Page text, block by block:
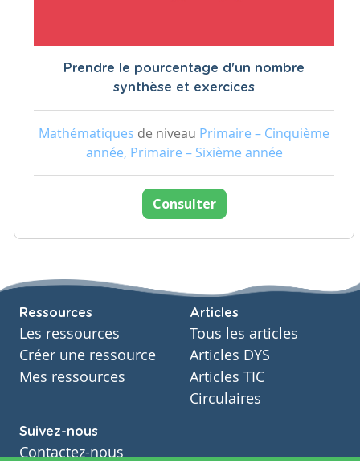
Prendre le pourcentage d'un nombre
synthèse et exercices
Mathématiques de niveau Primaire – Cinquième
année, Primaire – Sixième année
Consulter
Ressources
Les ressources
Créer une ressource
Mes ressources
Articles
Tous les articles
Articles DYS
Articles TIC
Circulaires
Suivez-nous
Contactez-nous